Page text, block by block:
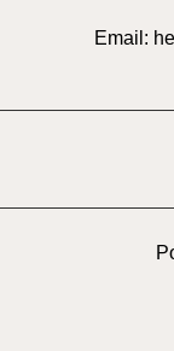
Email: